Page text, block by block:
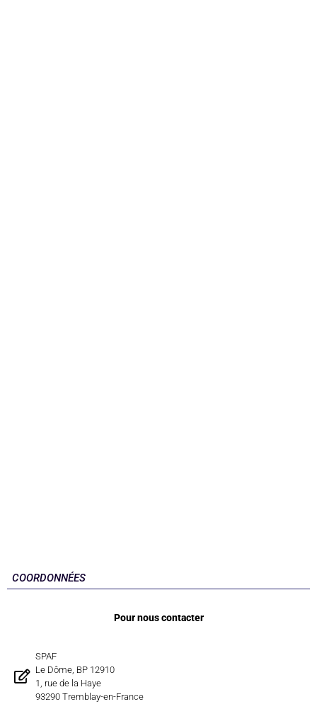
COORDONNÉES
Pour nous contacter
SPAF
Le Dôme, BP 12910
1, rue de la Haye
93290 Tremblay-en-France